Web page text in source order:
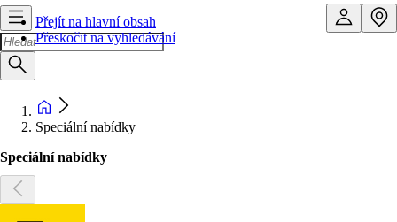
Přejít na hlavní obsah
Přeskočit na vyhledávání
Speciální nabídky
Speciální nabídky